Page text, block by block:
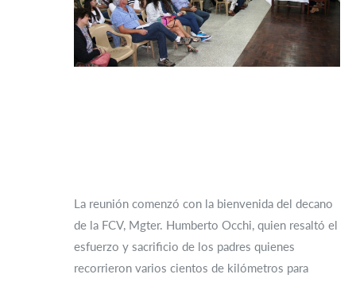
La reunión comenzó con la bienvenida del decano
de la FCV, Mgter. Humberto Occhi, quien resaltó el
esfuerzo y sacrificio de los padres quienes
recorrieron varios cientos de kilómetros para